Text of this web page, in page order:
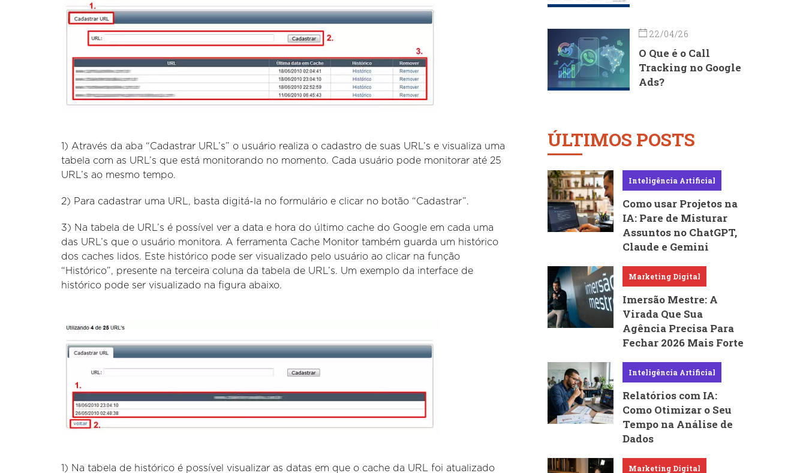
1) Através da aba “Cadastrar URL’s” o usuário realiza o cadastro de suas URL’s e visualiza uma
tabela com as URL’s que está monitorando no momento. Cada usuário pode monitorar até 25
URL’s ao mesmo tempo.
2) Para cadastrar uma URL, basta digitá-la no formulário e clicar no botão “Cadastrar”.
3) Na tabela de URL’s é possível ver a data e hora do último cache do Google em cada uma
das URL’s que o usuário monitora. A ferramenta Cache Monitor também guarda um histórico
dos caches lidos. Este histórico pode ser visualizado pelo usuário ao clicar na função
“Histórico”, presente na terceira coluna da tabela de URL’s. Um exemplo da interface de
histórico pode ser visualizado na figura abaixo.
1) Na tabela de histórico é possível visualizar as datas em que o cache da URL foi atualizado
22/04/26
O Que é o Call
Tracking no Google
Ads?
ÚLTIMOS POSTS
Inteligência Artificial
Como usar Projetos na
IA: Pare de Misturar
Assuntos no ChatGPT,
Claude e Gemini
Marketing Digital
Imersão Mestre: A
Virada Que Sua
Agência Precisa Para
Fechar 2026 Mais Forte
Inteligência Artificial
Relatórios com IA:
Como Otimizar o Seu
Tempo na Análise de
Dados
Marketing Digital